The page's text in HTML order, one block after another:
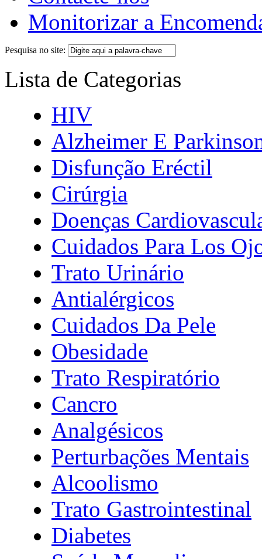
Monitorizar a
Pesquisa no site:
Lista de Categorias
HIV
Alzheimer E
Disfunção Eréctil
Cirúrgia
Doenças
Cuidados Para Los
Trato Urinário
Antialérgicos
Cuidados Da Pele
Obesidade
Trato Respiratório
Cancro
Analgésicos
Perturbações Mentais
Alcoolismo
Trato Gastrointestinal
Diabetes